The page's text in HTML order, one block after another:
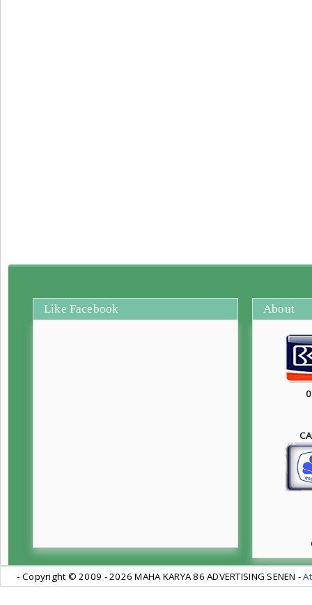
Like Facebook About
- Copyright © 2009 -2026 MAHA KARYA 86 ADVERTISING SENEN -